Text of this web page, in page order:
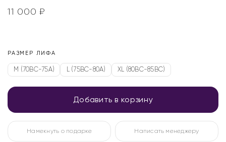
11 000₽
РАЗМЕР ЛИФА
M (70BC-75A) L (75BC-80A) XL (80BC-85BC)
Добавить в корзину
Намекнуть о подарке Написать менеджеру